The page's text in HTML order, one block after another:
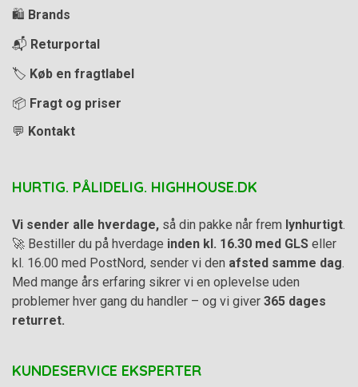
🛍️ Brands
📬 Returportal
🏷️ Køb en fragtlabel
📦 Fragt og priser
💬 Kontakt
HURTIG. PÅLIDELIG. HIGHHOUSE.DK
Vi sender alle hverdage, så din pakke når frem lynhurtigt
🚀 Bestiller du på hverdage inden kl. 16.30 med GLS eller
kl. 16.00 med PostNord, sender vi den afsted samme dag
Med mange års erfaring sikrer vi en oplevelse uden
problemer hver gang du handler – og vi giver 365 dages
returret.
KUNDESERVICE EKSPERTER